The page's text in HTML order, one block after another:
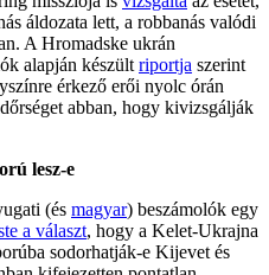
áldozata lett, a robbanás valódi
A Hromadske ukrán
alapján készült riportja szerint
érkező erői nyolc órán
abban, hogy kivizsgálják
lesz-e
(és magyar) beszámolók egy
a választ, hogy a Kelet-Ukrajna
sodorhatják-e Kijevet és